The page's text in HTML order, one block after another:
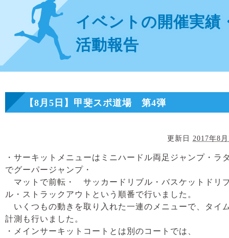
イベントの開催実績
活動報告
【8月5日】甲斐スポ道場 第4弾
更新日 2017年8
・サーキットメニューはミニハードル両足ジャンプ・ラ
でグーパージャンプ・
マットで前転・ サッカードリブル・バスケットドリ
ル・ストラックアウトという順番で行いました。
いくつもの動きを取り入れた一連のメニューで、タイ
計測も行いました。
・メインサーキットコートとは別のコートでは、